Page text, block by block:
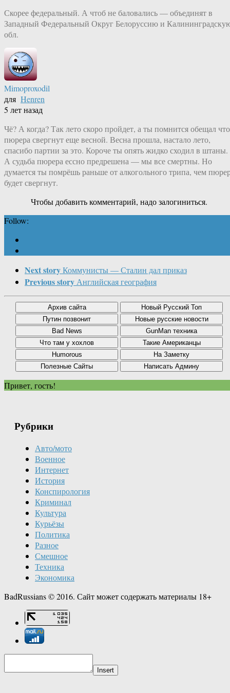
Скорее федеральный. А чтоб не баловались — объединят в
Западный Федеральный Округ Белоруссию и
обл.
Mimoproxodil
для Henren
5 лет назад
Чё? А когда? Так лето скоро пройдет, а ты помнится обещал что
пюрера свергнут еще весной. Весна прошла, настало лето,
спасибо партии за это. Короче ты опять жидко сходил в штаны.
А судьба пюрера ессно предрешена — мы все смертны. Но
думается ты помрёшь раньше от алкогольного трипа, чем
будет свергнут.
Чтобы добавить комментарий, надо залогиниться.
Follow:
Next storyКоммунисты — Сталин дал приказ
Previous storyАнглийская география
Привет, гость!
Рубрики
Авто/мото
Военное
Интернет
История
Конспирология
Криминал
Культура
Курьёзы
Политика
Разное
Смешное
Техника
Экономика
BadRussians © 2016. Сайт может содержать материалы 18+
Insert